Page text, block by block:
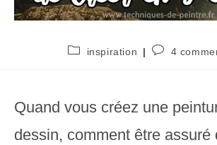
Postinspiration 4
Quand vous créez une
dessin, comment être assuré